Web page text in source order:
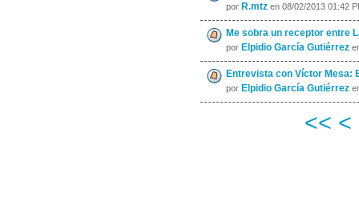
por R.mtz en 08/02/2013 01:42
Me sobra un receptor entre
por Elpidio García Gutiérrez
Entrevista con Víctor Mesa:
por Elpidio García Gutiérrez
<< <